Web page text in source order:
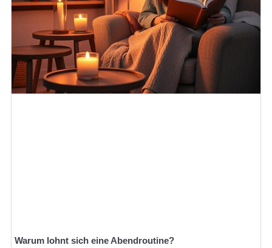
Warum lohnt sich eine Abendroutine?